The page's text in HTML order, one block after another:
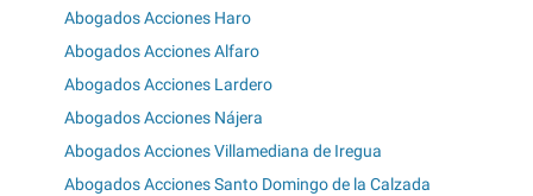
Abogados Acciones Haro
Abogados Acciones Alfaro
Abogados Acciones Lardero
Abogados Acciones Nájera
Abogados Acciones Villamediana de Iregua
Abogados Acciones Santo Domingo de la Calzada